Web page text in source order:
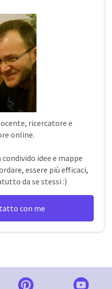
ricercatore e
online.
condivido idee e mappe
essere più efficaci,
da se stessi :)
con me